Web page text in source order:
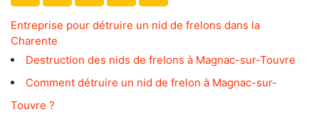
Entreprise pour détruire un nid de frelons dans la
Charente
Destruction des nids de frelons à Magnac-sur-Touvre
Comment détruire un nid de frelon à Magnac-sur-
Touvre ?